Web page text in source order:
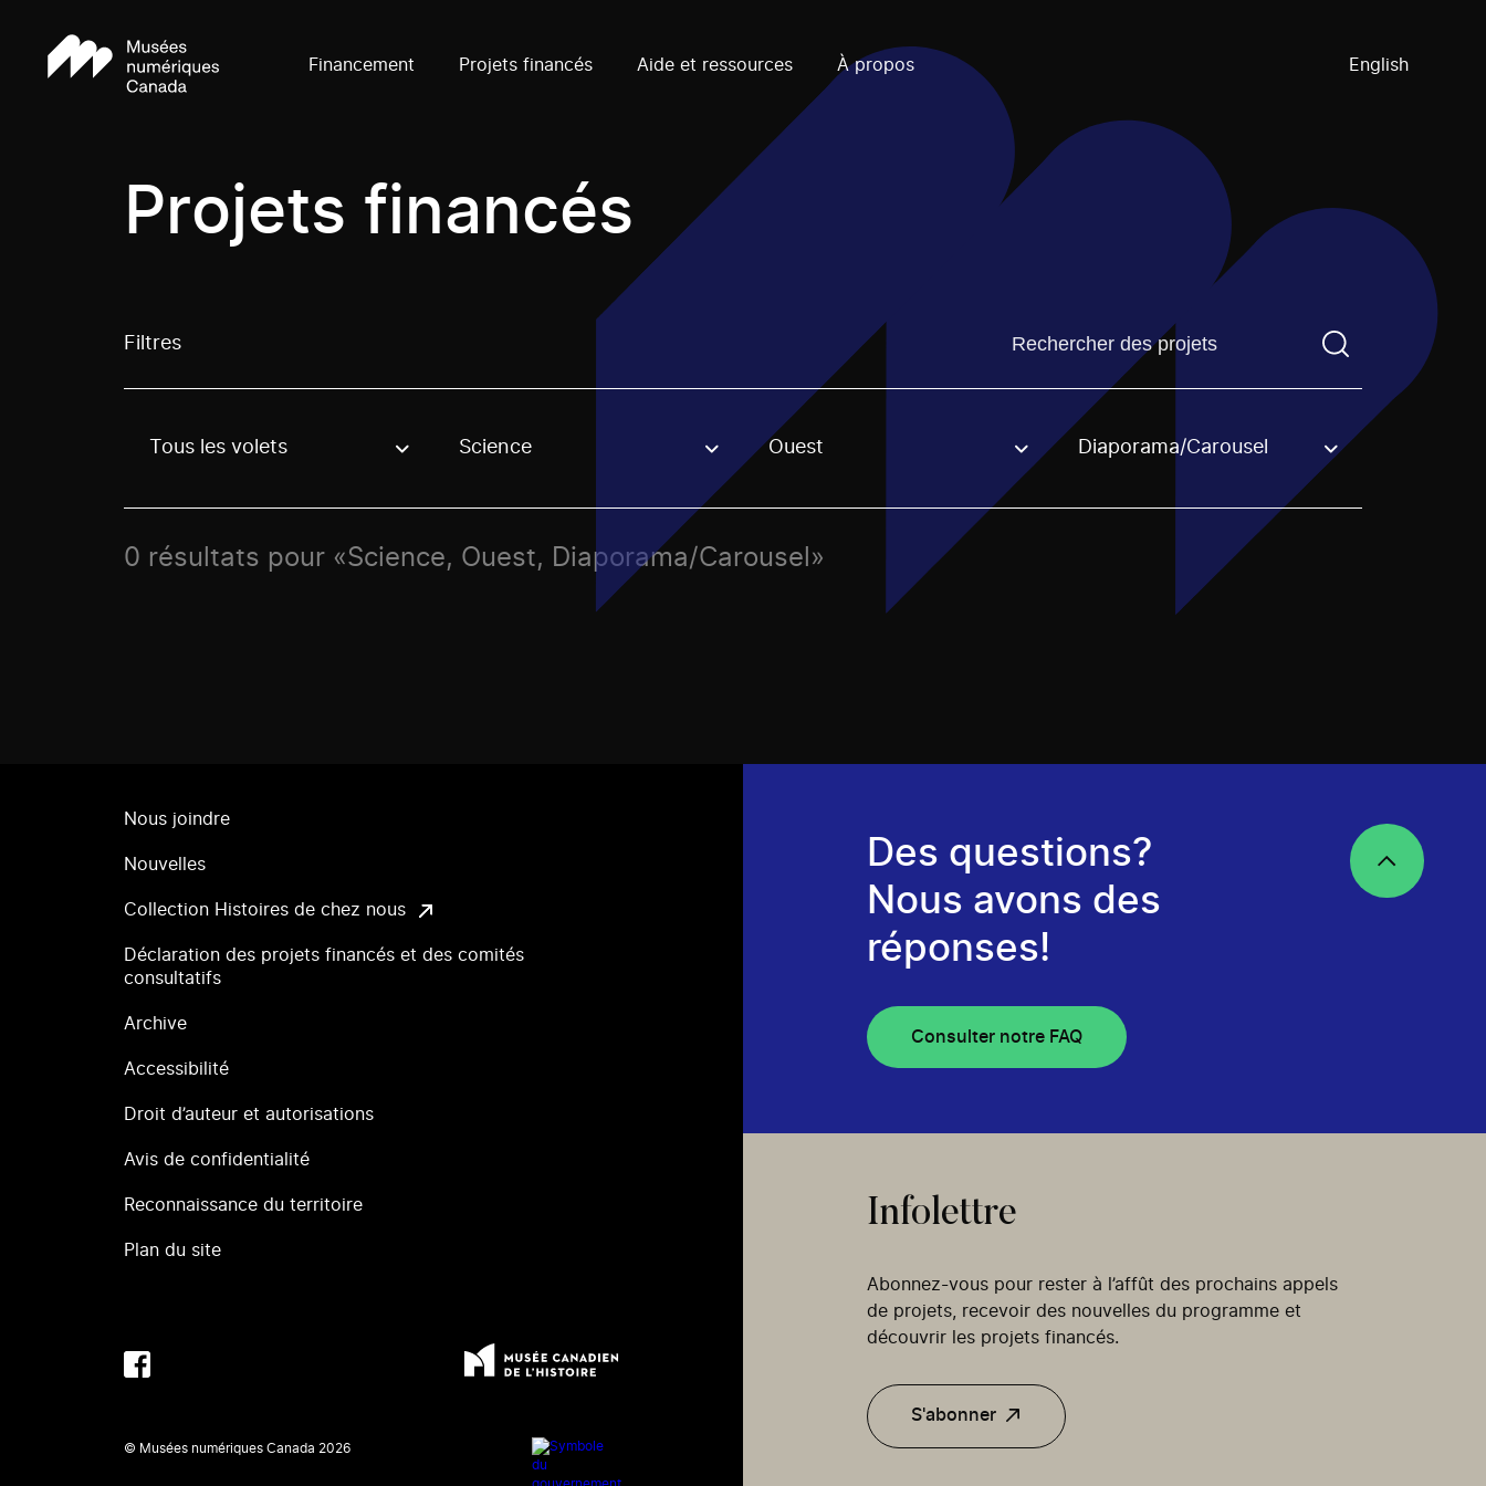
Financement Projets financés Aide et ressources À propos English
Projets financés
Filtres Trouvez un projetVous devez saisir un terme de
Use these options to filter projects by topic, stream or regon. The filter will be applied when selecting an option.
Tous les volets Science Ouest Diaporama/Carousel
0 résultats pour «Science, Ouest, Diaporama/Carousel»
Nous joindre
Nouvelles
Collection Histoires de chez nous
Déclaration des projets financés et des comités
consultatifs
Archive
Accessibilité
Droit d’auteur et autorisations
Avis de confidentialité
Reconnaissance du territoire
Plan du site
© Musées numériques Canada 2026
Des questions?
Nous avons des
réponses!
Consulter notre FAQ
Infolettre
Abonnez-vous pour rester à l’affût des prochains appels
de projets, recevoir des nouvelles du programme et
découvrir les projets financés.
S'abonner